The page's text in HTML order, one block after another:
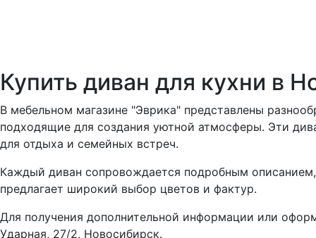
Купить диван для кухни в
В мебельном магазине "Эврика" представлены
подходящие для создания уютной атмосферы. Эти
для отдыха и семейных встреч.
Каждый диван сопровождается подробным
предлагает широкий выбор цветов и фактур.
Для получения дополнительной информации или
Ударная, 27/2, Новосибирск.